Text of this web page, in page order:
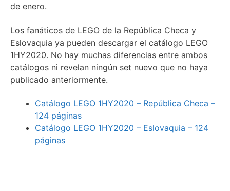
de enero.
Los fanáticos de LEGO de la República Checa y
Eslovaquia ya pueden descargar el catálogo LEGO
1HY2020. No hay muchas diferencias entre ambos
catálogos ni revelan ningún set nuevo que no haya
publicado anteriormente.
Catálogo LEGO 1HY2020 – República Checa –
124 páginas
Catálogo LEGO 1HY2020 – Eslovaquia – 124
páginas